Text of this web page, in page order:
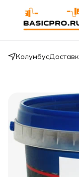
Колумбус